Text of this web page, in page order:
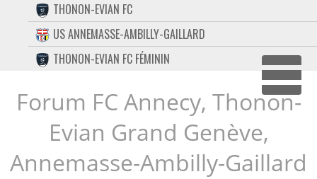
CONTACT
FACEBOOK
TWITTER
INSTAGRAM
THONON-EVIAN FC
US ANNEMASSE-AMBILLY-GAILLARD
THONON-EVIAN FC FÉMININ
Forum FC Annecy, Thonon-
Evian Grand Genève,
Annemasse-Ambilly-Gaillard